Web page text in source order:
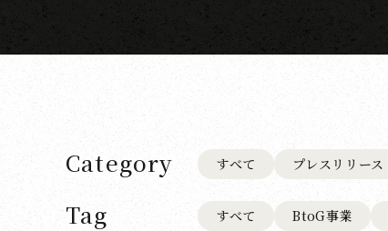
Category すべて プレスリリース
Tag すべて BtoG事業